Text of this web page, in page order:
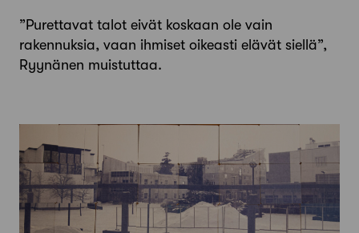
”Purettavat talot eivät koskaan ole vain
rakennuksia, vaan ihmiset oikeasti elävät siellä”,
Ryynänen muistuttaa.